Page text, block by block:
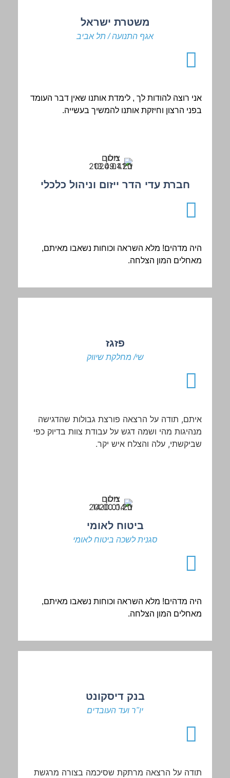
משטרת ישראל
אגף התנועה / תל אביב
אני רוצה להודות לך , לימדת אותנו שאין דבר העומד
בפני הרצון וחיזקת אותנו להמשיך בעשייה.
חברת עדי הדר ייזום וניהול כלכלי
היה מדהים! מלא השראה וכוחות נשאבו מאיתם,
מאחלים המון הצלחה.
פזגז
שי/ מחלקת שיווק
איתם, תודה על הרצאה פורצת גבולות שהדגישה
מנהיגות מהי ושמה דגש על עבודת צוות בדיוק כפי
שביקשתי, עלה והצלח איש יקר.
ביטוח לאומי
סגנית לשכה ביטוח לאומי
היה מדהים! מלא השראה וכוחות נשאבו מאיתם,
מאחלים המון הצלחה.
בנק דיסקונט
יו"ר ועד העובדים
תודה על הרצאה מרתקת שסיכמה בצורה מרגשת